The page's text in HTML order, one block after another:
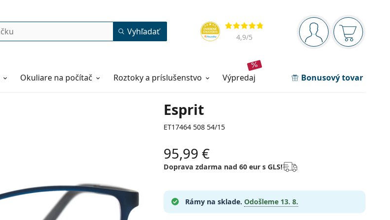
Navigačný panel
ste prihláseníNákupný
Hodnotenia
4,9/5
Vyhľadať
Okuliare na počítač Roztoky a príslušenstvo výpredaj Bonusový tovar
Esprit
ET17464 508 54/15
140 mm
140
95,99 €
Doprava zdarma nad 60 eur s GLS!
Rámy na sklade. Odošleme 13. 8.